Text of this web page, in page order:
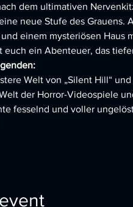
dem ultimativen
neue Stufe des
einem mysteriösen Haus
euch ein Abenteuer, das
Welt von „Silent Hill“
der Horror-Videospiele
fesselnd und voller